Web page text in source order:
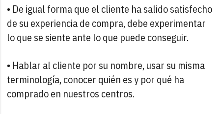
• De igual forma que el cliente ha salido satisfecho
de su experiencia de compra, debe experimentar
lo que se siente ante lo que puede conseguir.
• Hablar al cliente por su nombre, usar su misma
terminología, conocer quién es y por qué ha
comprado en nuestros centros.